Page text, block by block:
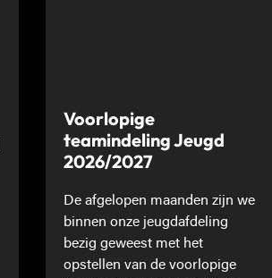
Voorlopige
teamindeling Jeugd
2026/2027
De afgelopen maanden zijn we
binnen onze jeugdafdeling
bezig geweest met het
opstellen van de voorlopige